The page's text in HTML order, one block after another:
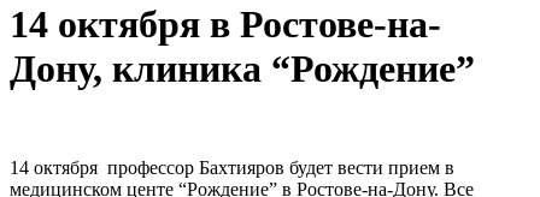
14 октября в Ростове-на-
Дону, клиника “Рождение”
14 октября профессор Бахтияров будет вести прием в
медицинском центе “Рождение” в Ростове-на-Дону. Все